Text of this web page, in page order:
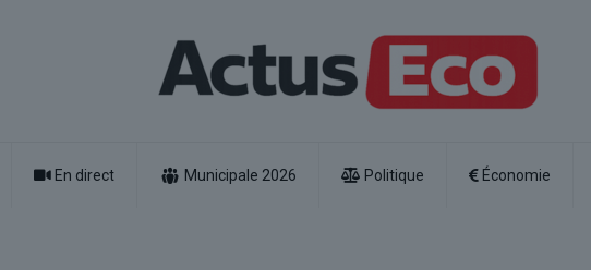
En direct Municipale 2026 Politique Économie